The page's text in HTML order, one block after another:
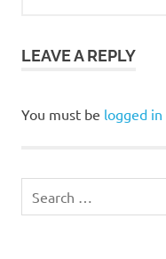
LEAVE A REPLY
You must be logged in